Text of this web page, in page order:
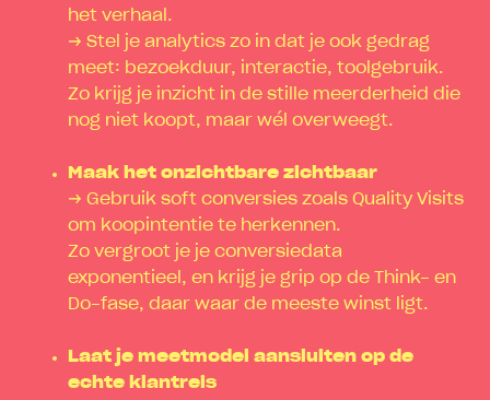
het verhaal.
→ Stel je analytics zo in dat je ook gedrag
meet: bezoekduur, interactie, toolgebruik.
Zo krijg je inzicht in de stille meerderheid die
nog niet koopt, maar wél overweegt.
Maak het onzichtbare zichtbaar
→ Gebruik soft conversies zoals Quality Visits
om koopintentie te herkennen.
Zo vergroot je je conversiedata
exponentieel, en krijg je grip op de Think- en
Do-fase, daar waar de meeste winst ligt.
Laat je meetmodel aansluiten op de
echte klantreis